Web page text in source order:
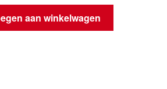
aan winkelwagen